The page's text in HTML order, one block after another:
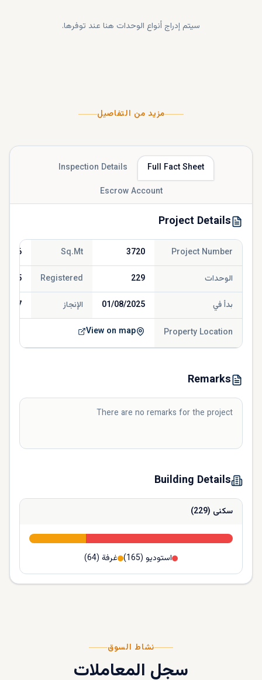
سيتم إدراج أنواع الوحدات هنا عند توفرها.
مزيد من التفاصيل
Full Fact Sheet
Inspection Details
Escrow Account
Project Details
Project Number
3720
Sq.Mt
الوحدات 229
Registered
بدأ في 01/08/2025 الإنجاز
Property Location
View on map
Remarks
There are no remarks for the project
Building Details
سكنى (
229
)
استوديو (
165
) غرفة (
64
)
نشاط السوق
سجل المعاملات